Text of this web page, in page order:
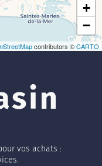
+
−
contributors ©CARTO
vos achats :